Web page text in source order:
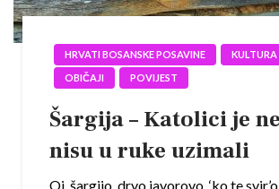
HRVATI BOSANSKE POSAVINE
KULTURA
OBIČAJI
POVIJEST
Šargija – Katolici je
nisu u ruke uzimali
Oj, šargijo, drvo javorovo, ‘ko te